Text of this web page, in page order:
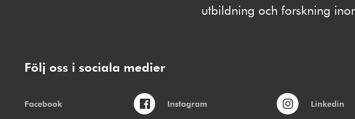
utbildning och forskning
Följ oss i sociala medier
Facebook Instagram Linkedin